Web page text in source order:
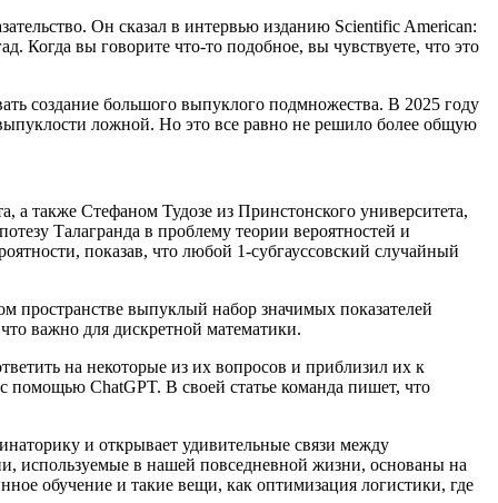
Он сказал в интервью изданию Scientific American:
Когда вы говорите что-то подобное, вы чувствуете, что это
создание большого выпуклого подмножества. В 2025 году
ложной. Но это все равно не решило более общую
а также Стефаном Тудозе из Принстонского университета,
Талагранда в проблему теории вероятностей и
показав, что любой 1-субгауссовский случайный
пространстве выпуклый набор значимых показателей
важно для дискретной математики.
на некоторые из их вопросов и приблизил их к
помощью ChatGPT. В своей статье команда пишет, что
и открывает удивительные связи между
используемые в нашей повседневной жизни, основаны на
обучение и такие вещи, как оптимизация логистики, где